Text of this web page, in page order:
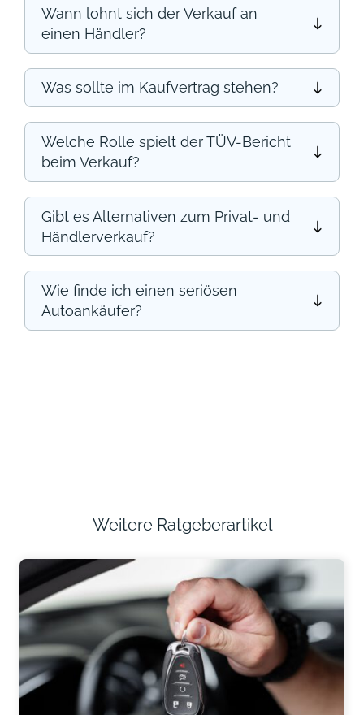
Wann lohnt sich der Verkauf an
einen Händler?
Was sollte im Kaufvertrag stehen?
Welche Rolle spielt der TÜV-Bericht
beim Verkauf?
Gibt es Alternativen zum Privat- und
Händlerverkauf?
Wie finde ich einen seriösen
Autoankäufer?
Weitere Ratgeberartikel